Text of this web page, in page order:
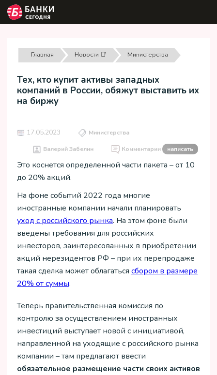
Главная Новости 📑 Министерства
Тех, кто купит активы западных
компаний в России, обяжут выставить их
на биржу
17.05.2023 Министерства
Валерий Забелин Комментарии написать
Это коснется определенной части пакета – от 10
до 20% акций.
На фоне событий 2022 года многие
иностранные компании начали планировать
уход с российского рынка. На этом фоне были
введены требования для российских
инвесторов, заинтересованных в приобретении
акций нерезидентов РФ – при их перепродаже
такая сделка может облагаться сбором в размере
20% от суммы.
Теперь правительственная комиссия по
контролю за осуществлением иностранных
инвестиций выступает новой с инициативой,
направленной на уходящие с российского рынка
компании – там предлагают ввести
обязательное размещение части своих активов